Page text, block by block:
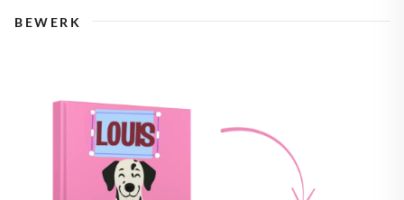
BEWERK